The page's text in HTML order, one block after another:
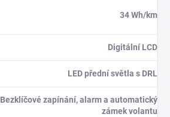
34 Wh/km
Digitální LCD
LED přední světla s DRL
Bezklíčové zapínání, alarm a automatický
zámek volantu